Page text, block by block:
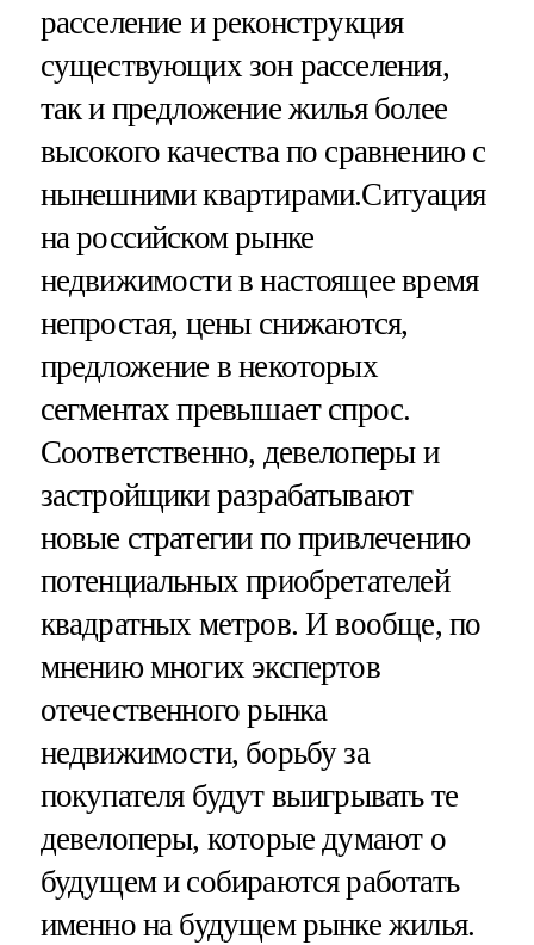
расселение и реконструкция
существующих зон расселения,
так и предложение жилья более
высокого качества по сравнению с
нынешними квартирами.Ситуация
на российском рынке
недвижимости в настоящее время
непростая, цены снижаются,
предложение в некоторых
сегментах превышает спрос.
Соответственно, девелоперы и
застройщики разрабатывают
новые стратегии по привлечению
потенциальных приобретателей
квадратных метров. И вообще, по
мнению многих экспертов
отечественного рынка
недвижимости, борьбу за
покупателя будут выигрывать те
девелоперы, которые думают о
будущем и собираются работать
именно на будущем рынке жилья.